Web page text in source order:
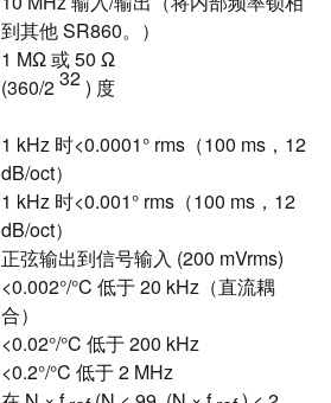
到其他 SR860。）
1 MΩ 或 50 Ω
(360/232) 度
1 kHz 时<0.0001° rms（100 ms，12
dB/oct）
1 kHz 时<0.001° rms（100 ms，12
dB/oct）
正弦输出到信号输入 (200 mVrms)
<0.002°/°C 低于 20 kHz（直流耦
合）
<0.02°/°C 低于 200 kHz
<0.2°/°C 低于 2 MHz